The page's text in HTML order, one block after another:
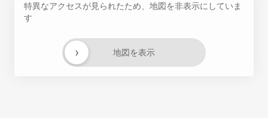
特異なアクセスが見られたため、地図を非表示にしていま
す
地図を表示
›